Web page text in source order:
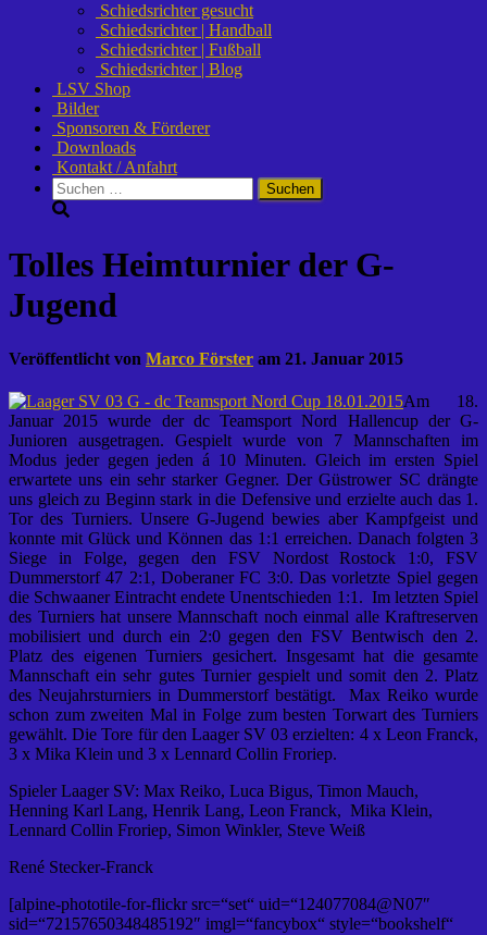
Schiedsrichter gesucht
Schiedsrichter | Handball
Schiedsrichter | Fußball
Schiedsrichter | Blog
LSV Shop
Bilder
Sponsoren & Förderer
Downloads
Kontakt / Anfahrt
Suchen
nach:
Tolles Heimturnier der G-
Jugend
Veröffentlicht von Marco Förster am 21. Januar 2015
Am 18.
Januar 2015 wurde der dc Teamsport Nord Hallencup der G-
Junioren ausgetragen. Gespielt wurde von 7 Mannschaften im
Modus jeder gegen jeden á 10 Minuten. Gleich im ersten Spiel
erwartete uns ein sehr starker Gegner. Der Güstrower SC drängte
uns gleich zu Beginn stark in die Defensive und erzielte auch das 1.
Tor des Turniers. Unsere G-Jugend bewies aber Kampfgeist und
konnte mit Glück und Können das 1:1 erreichen. Danach folgten 3
Siege in Folge, gegen den FSV Nordost Rostock 1:0, FSV
Dummerstorf 47 2:1, Doberaner FC 3:0. Das vorletzte Spiel gegen
die Schwaaner Eintracht endete Unentschieden 1:1. Im letzten Spiel
des Turniers hat unsere Mannschaft noch einmal alle Kraftreserven
mobilisiert und durch ein 2:0 gegen den FSV Bentwisch den 2.
Platz des eigenen Turniers gesichert. Insgesamt hat die gesamte
Mannschaft ein sehr gutes Turnier gespielt und somit den 2. Platz
des Neujahrsturniers in Dummerstorf bestätigt. Max Reiko wurde
schon zum zweiten Mal in Folge zum besten Torwart des Turniers
gewählt. Die Tore für den Laager SV 03 erzielten: 4 x Leon Franck,
3 x Mika Klein und 3 x Lennard Collin Froriep.
Spieler Laager SV: Max Reiko, Luca Bigus, Timon Mauch,
Henning Karl Lang, Henrik Lang, Leon Franck, Mika Klein,
Lennard Collin Froriep, Simon Winkler, Steve Weiß
René Stecker-Franck
[alpine-phototile-for-flickr src=“set“ uid=“124077084@N07″
sid=“72157650348485192″ imgl=“fancybox“ style=“bookshelf“